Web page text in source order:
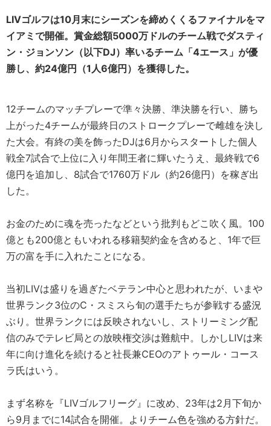
LIVゴルフは10月末にシーズンを締めくくるファイナルをマ
イアミで開催。賞金総額5000万ドルのチーム戦でダスティ
ン・ジョンソン（以下DJ）率いるチーム「4エース」が優
勝し、約24億円（1人6億円）を獲得した。
12チームのマッチプレーで準々決勝、準決勝を行い、勝ち
上がった4チームが最終日のストロークプレーで雌雄を決し
た大会。有終の美を飾ったDJは6月からスタートした個人
戦全7試合で上位に入り年間王者に輝いたうえ、最終戦で6
億円を追加し、8試合で1760万ドル（約26億円）を稼ぎ出
した。
お金のために魂を売ったなどという批判もどこ吹く風。100
億とも200億ともいわれる移籍契約金を含めると、1年で巨
万の富を手に入れたことになる。
当初LIVは盛りを過ぎたベテラン中心と思われたが、いまや
世界ランク3位のC・スミスら旬の選手たちが参戦する盛況
ぶり。世界ランクには反映されないし、ストリーミング配
信のみでテレビ局との放映権交渉は難航中。しかしLIVは来
年に向け進化を続けると社長兼CEOのアトゥール・コース
ラ氏はいう。
まず名称を『LIVゴルフリーグ』に改め、23年は2月下旬か
ら9月までに14試合を開催。よりチーム色を強める方針だ。